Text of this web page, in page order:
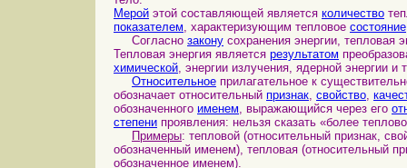
Мерой этой составляющей является количество
показателем, характеризующим тепловое состояние
Согласно закону сохранения энергии, тепловая
Тепловая энергия является результатом
химической, энергии излучения, ядерной энергии и
Относительное прилагательное к
обозначает относительный признак, свойство,
обозначенного именем, выражающийся через его
степени проявления: нельзя сказать «более
Примеры: тепловой (относительный признак,
обозначенный именем), тепловая (относительный
обозначенное именем).